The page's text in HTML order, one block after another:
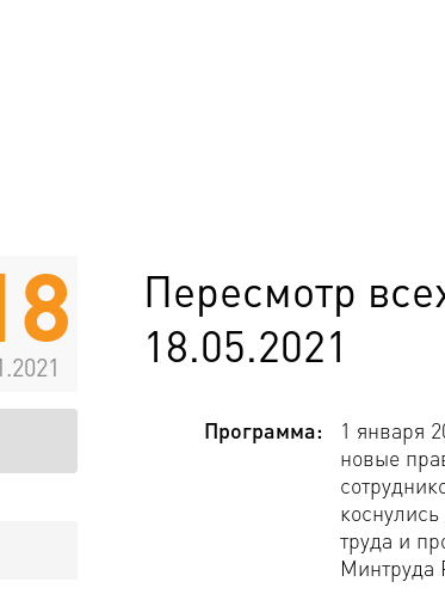
Пересмотр
18.05.2021
Программа:
1 января
новые
труда и
Минтруда